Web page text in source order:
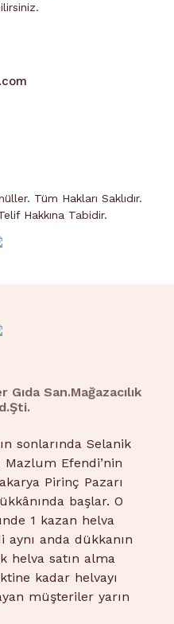
Tüm Hakları Saklıdır.
Hakkına Tabidir.
San.Mağazacılık
sonlarında Selanik
Efendi’nin
Pirinç Pazarı
başlar. O
1 kazan helva
aynı anda dükkanın
helva satın alma
kadar helvayı
müşteriler yarın